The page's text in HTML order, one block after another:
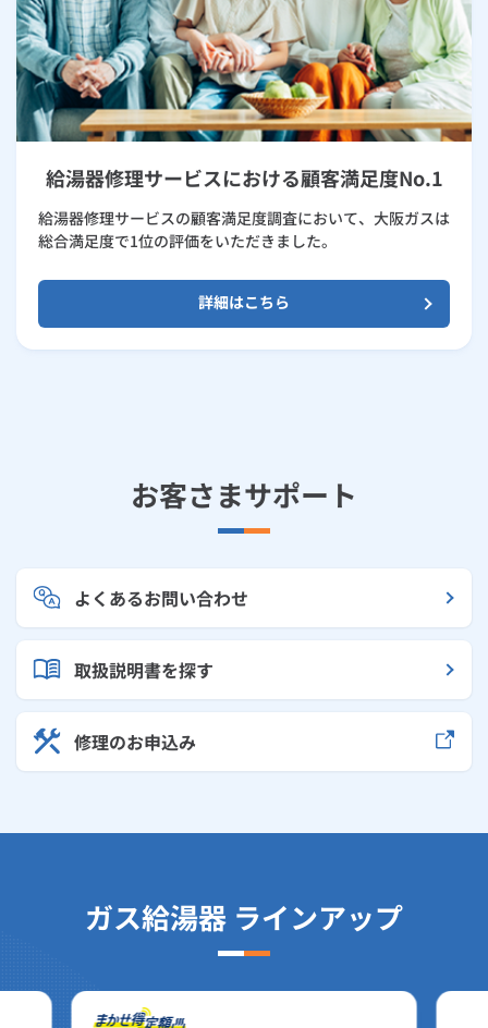
給湯器修理サービスにおける顧客満足度No.1
給湯器修理サービスの顧客満足度調査において、大阪ガスは
総合満足度で1位の評価をいただきました。
詳細はこちら
お客さまサポート
よくあるお問い合わせ
取扱説明書を探す
修理のお申込み
ガス給湯器 ラインアップ